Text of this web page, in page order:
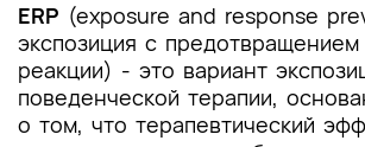
ERP (exposure and response
экспозиция с предотвращением
реакции) - это вариант
поведенческой терапии,
о том, что терапевтический